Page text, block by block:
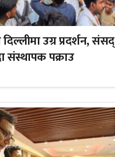
उग्र प्रदर्शन, संसद्
संस्थापक पक्राउ